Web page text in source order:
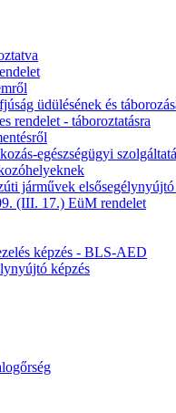
üdülésének és
rendelet - táboroztatásra
egészségügyi
járművek elsősegélynyújtó
(III. 17.) EüM rendelet
képzés - BLS-AED
képzés